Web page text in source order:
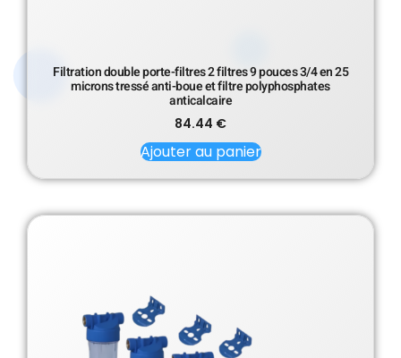
Filtration double porte-filtres 2 filtres 9 pouces 3/4 en 25
microns tressé anti-boue et filtre polyphosphates
anticalcaire
84.44 €
Ajouter au panier